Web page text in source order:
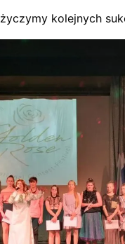
kolejnych